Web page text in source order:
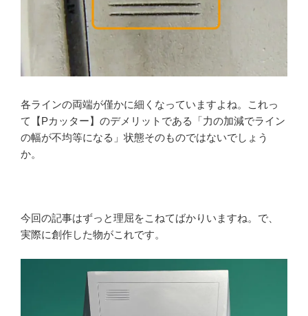
各ラインの両端が僅かに細くなっていますよね。これっ
て【Pカッター】のデメリットである「力の加減でライン
の幅が不均等になる」状態そのものではないでしょう
か。
今回の記事はずっと理屈をこねてばかりいますね。で、
実際に創作した物がこれです。